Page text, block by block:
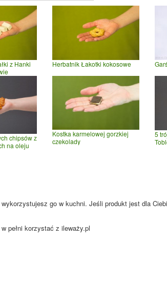
z Hanki
Herbatnik Łakotki kokosowe
chipsów z
na oleju
Kostka karmelowej gorzkiej
czekolady
5
go w kuchni. Jeśli produkt jest dla
pełni korzystać z ileważy.pl